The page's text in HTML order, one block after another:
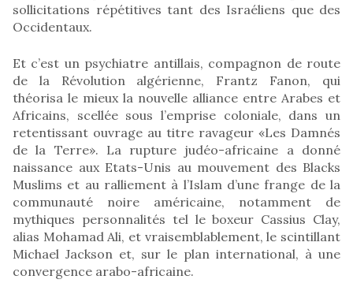
sollicitations répétitives tant des Israéliens que des
Occidentaux.
Et c’est un psychiatre antillais, compagnon de route
de la Révolution algérienne, Frantz Fanon, qui
théorisa le mieux la nouvelle alliance entre Arabes et
Africains, scellée sous l’emprise coloniale, dans un
retentissant ouvrage au titre ravageur «Les Damnés
de la Terre». La rupture judéo-africaine a donné
naissance aux Etats-Unis au mouvement des Blacks
Muslims et au ralliement à l’Islam d’une frange de la
communauté noire américaine, notamment de
mythiques personnalités tel le boxeur Cassius Clay,
alias Mohamad Ali, et vraisemblablement, le scintillant
Michael Jackson et, sur le plan international, à une
convergence arabo-africaine.